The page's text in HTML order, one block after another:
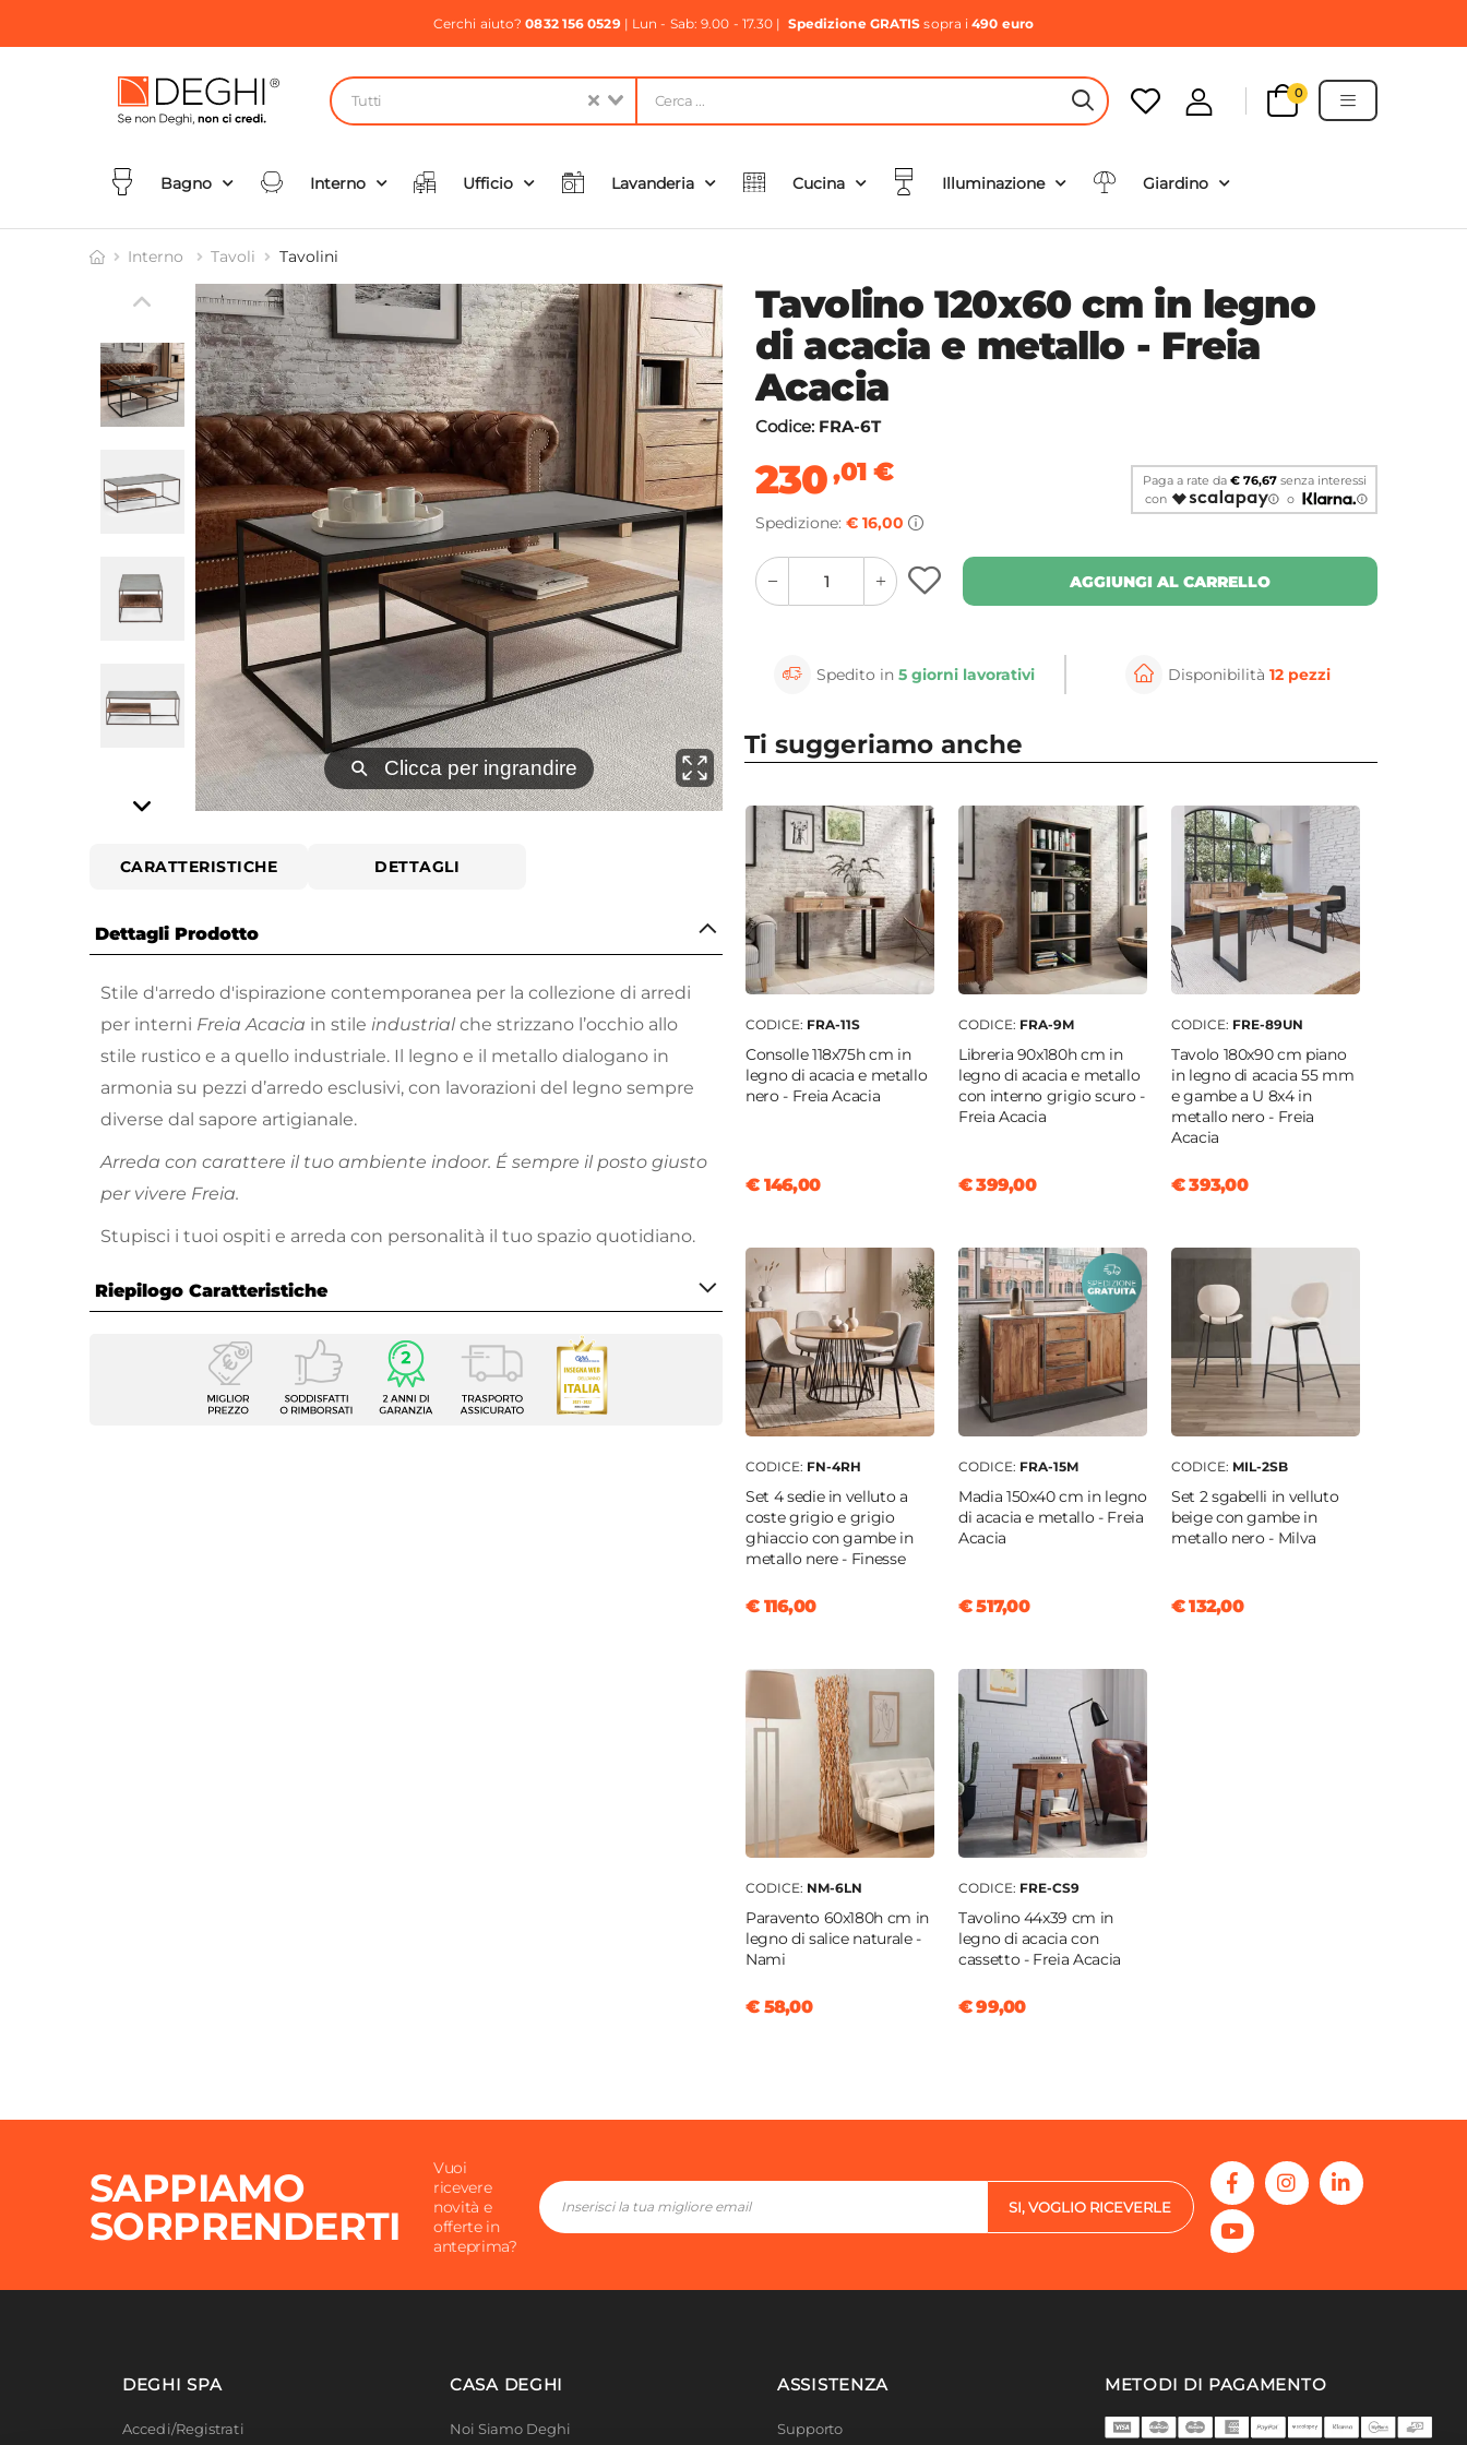
Cerchi aiuto?0832 156 0529| Lun - Sab: 9.00 - 17.30 | Spedizione GRATIS sopra i490 euro
Tutti HEADER SEARCH BUTTON
0
Bagno Interno Ufficio Lavanderia Cucina Illuminazione Giardino
Interno Tavoli Tavolini
⚲ Clicca per ingrandire ⚲ Clicca per ingrandire
CARATTERISTICHE DETTAGLI
Dettagli Prodotto
Stile d'arredo d'ispirazione contemporanea per la collezione di arredi
per interni Freia Acacia in stile industrial che strizzano l’occhio allo
stile rustico e a quello industriale. Il legno e il metallo dialogano in
armonia su pezzi d’arredo esclusivi, con lavorazioni del legno sempre
diverse dal sapore artigianale.
Arreda con carattere il tuo ambiente indoor. É sempre il posto giusto
per vivere Freia.
Stupisci i tuoi ospiti e arreda con personalità il tuo spazio quotidiano.
Riepilogo Caratteristiche
Caratteristiche
Tavolino
Freia Acacia
Tavolino 120x60 cm in legno
di acacia e metallo - Freia
Acacia
Codice: FRA-6T
230,01 €
Spedizione: € 16,00
Paga a rate da € 76,67senza interessi
con
o
quantity
button
quantity
minus
button
AGGIUNGI AL CARRELLO
Spedito in5 giorni lavorativi Disponibilità 12 pezzi
Ti suggeriamo anche
CODICE: FRA-11S
Consolle 118x75h cm in
legno di acacia e metallo
nero - Freia Acacia
€ 146,00
CODICE: FRA-9M
Libreria 90x180h cm in
legno di acacia e metallo
con interno grigio scuro -
Freia Acacia
€ 399,00
CODICE: FRE-89UN
Tavolo 180x90 cm piano
in legno di acacia 55 mm
e gambe a U 8x4 in
metallo nero - Freia
Acacia
€ 393,00
CODICE: FN-4RH
Set 4 sedie in velluto a
coste grigio e grigio
ghiaccio con gambe in
metallo nere - Finesse
€ 116,00
CODICE: FRA-15M
Madia 150x40 cm in legno
di acacia e metallo - Freia
Acacia
€ 517,00
CODICE: MIL-2SB
Set 2 sgabelli in velluto
beige con gambe in
metallo nero - Milva
€ 132,00
CODICE: NM-6LN
Paravento 60x180h cm in
legno di salice naturale -
Nami
€ 58,00
CODICE: FRE-CS9
Tavolino 44x39 cm in
legno di acacia con
cassetto - Freia Acacia
€ 99,00
SAPPIAMO
SORPRENDERTI
Vuoi
ricevere
novità e
offerte in
anteprima?
SI, VOGLIO RICEVERLE
DEGHI SPA
Accedi/Registrati
CASA DEGHI
Noi Siamo Deghi
ASSISTENZA
Supporto
METODI DI PAGAMENTO